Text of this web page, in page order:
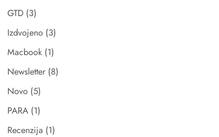
GTD (3)
Izdvojeno (3)
Macbook (1)
Newsletter (8)
Novo (5)
PARA (1)
Recenzija (1)